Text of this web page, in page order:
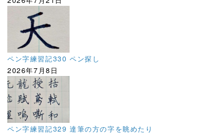
ペン字練習記330 ペン探し
2026年7月8日
ペン字練習記329 達筆の方の字を眺めたり